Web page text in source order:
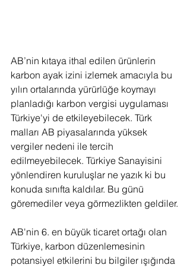
AB’nin kıtaya ithal edilen ürünlerin
karbon ayak izini izlemek amacıyla bu
yılın ortalarında yürürlüğe koymayı
planladığı karbon vergisi uygulaması
Türkiye'yi de etkileyebilecek. Türk
malları AB piyasalarında yüksek
vergiler nedeni ile tercih
edilmeyebilecek. Türkiye Sanayisini
yönlendiren kuruluşlar ne yazık ki bu
konuda sınıfta kaldılar. Bu günü
göremediler veya görmezlikten geldiler.
AB'nin 6. en büyük ticaret ortağı olan
Türkiye, karbon düzenlemesinin
potansiyel etkilerini bu bilgiler ışığında